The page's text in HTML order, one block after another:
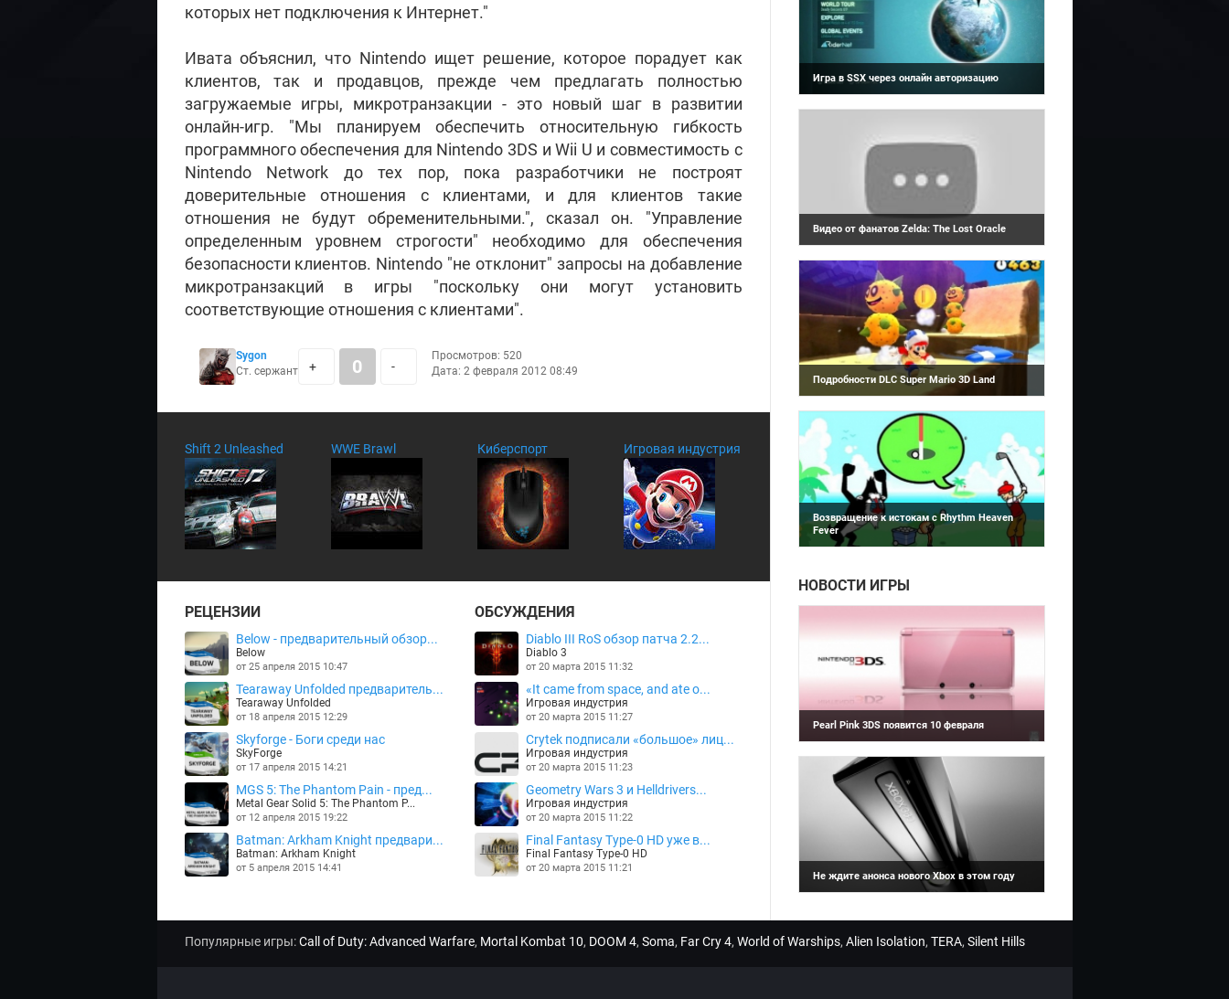
которых нет подключения к Интернет."
Ивата объяснил, что Nintendo ищет решение, которое порадует как
клиентов, так и продавцов, прежде чем предлагать полностью
загружаемые игры, микротранзакции - это новый шаг в развитии
онлайн-игр. "Мы планируем обеспечить относительную гибкость
программного обеспечения для Nintendo 3DS и Wii U и совместимость с
Nintendo Network до тех пор, пока разработчики не построят
доверительные отношения с клиентами, и для клиентов такие
отношения не будут обременительными.", сказал он. "Управление
определенным уровнем строгости" необходимо для обеспечения
безопасности клиентов. Nintendo "не отклонит" запросы на добавление
микротранзакций в игры "поскольку они могут установить
соответствующие отношения с клиентами".
Sygon
Ст. сержант
+ 0 -
Просмотров: 520
Дата: 2 февраля 2012 08:49
Shift 2 Unleashed WWE Brawl Киберспорт Игровая индустрия
РЕЦЕНЗИИ
Below - предварительный обзор...
Below
от 25 апреля 2015 10:47
Tearaway Unfolded предваритель...
Tearaway Unfolded
от 18 апреля 2015 12:29
Skyforge - Боги среди нас
SkyForge
от 17 апреля 2015 14:21
MGS 5: The Phantom Pain - пред...
Metal Gear Solid 5: The Phantom P...
от 12 апреля 2015 19:22
Batman: Arkham Knight предвари...
Batman: Arkham Knight
от 5 апреля 2015 14:41
ОБСУЖДЕНИЯ
Diablo III RoS обзор патча 2.2...
Diablo 3
от 20 марта 2015 11:32
«It came from space, and ate o...
Игровая индустрия
от 20 марта 2015 11:27
Crytek подписали «большое» лиц...
Игровая индустрия
от 20 марта 2015 11:23
Geometry Wars 3 и Helldrivers...
Игровая индустрия
от 20 марта 2015 11:22
Final Fantasy Type-0 HD уже в...
Final Fantasy Type-0 HD
от 20 марта 2015 11:21
Игра в SSX через онлайн авторизацию
Zelda: The Lost Oracle
Видео от фанатов Zelda: The Lost Oracle
Super Mario 3D Land
Подробности DLC Super Mario 3D Land
Глава Nintendo, Сатору Ивата (Satoru Iwata)
Mario 3D Land и Mario Kart 7, на...
Rhythm Heaven Fever
Возвращение к истокам с Rhythm Heaven
Fever
Rhythm Heaven Fever – выглядит как яркое
НОВОСТИ ИГРЫ
Pearl Pink 3DS появится 10 февраля
10 февраля в Северной Америке.
Не ждите анонса нового Xbox в этом году
Директор по маркетингу Microsoft France,
Популярные игры:Call of Duty: Advanced Warfare, Mortal Kombat 10, DOOM 4, Soma, Far Cry 4, World of Warships, Alien Isolation, TERA, Silent Hills